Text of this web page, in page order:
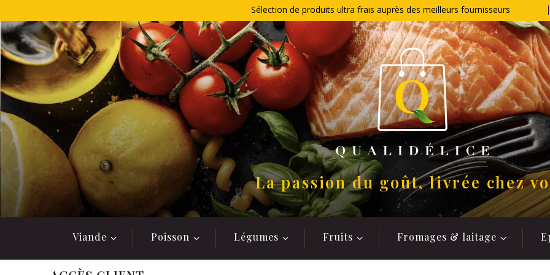
au
contenu
Sélection de produits ultra frais auprès des meilleurs fournisseurs
La passion du goût, livrée chez
Viande Poisson Légumes Fruits Fromages & laitage